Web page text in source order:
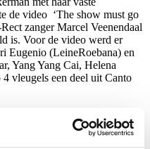
de video ‘The show must go
zanger Marcel Veenendaal
is. Voor de video werd er
Eugenio (LeineRoebana) en
Yang Yang Cai, Helena
vleugels een deel uit Canto